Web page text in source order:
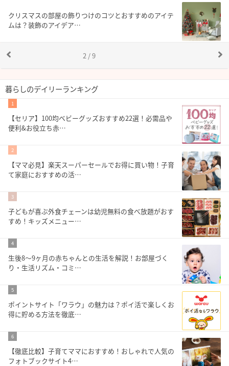
クリスマスの部屋の飾りつけのコツとおすすめのアイテ
ムは？装飾のアイデア…
2 / 9
暮らしのデイリーランキング
1
【セリア】100均ベビーグッズおすすめ22選！必需品や
便利&お役立ち赤…
2
【ママ必見】楽天スーパーセールでお得に買い物！子育
て家庭におすすめの活…
3
子どもが喜ぶ外食チェーンは幼児無料の食べ放題がおす
すめ！キッズメニュー…
4
生後8～9ヶ月の赤ちゃんとの生活を解説！お部屋づく
り・生活リズム・コミ…
5
ポイントサイト「ワラウ」の魅力は？ポイ活で楽しくお
得に貯める方法を徹底…
6
【徹底比較】子育てママにおすすめ！おしゃれで人気の
フォトブックサイト4…